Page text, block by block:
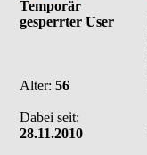
Temporär
gesperrter User
Alter: 56
Dabei seit:
28.11.2010